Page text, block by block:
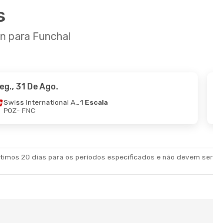
para Funchal
31 De Ago.
Swiss International Air Lines1 Escala
POZ- FNC
20 dias para os períodos especificados e não devem